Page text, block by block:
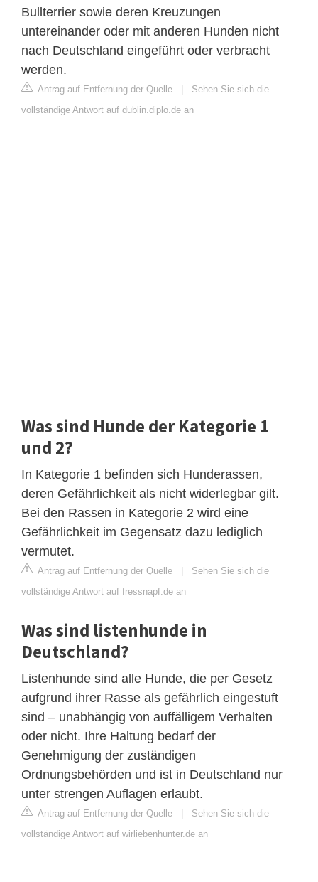
Bullterrier sowie deren Kreuzungen
untereinander oder mit anderen Hunden nicht
nach Deutschland eingeführt oder verbracht
werden.
Antrag auf Entfernung der Quelle
Sehen Sie sich die
vollständige Antwort auf dublin.diplo.de an
Was sind Hunde der Kategorie 1
und 2?
In Kategorie 1 befinden sich Hunderassen,
deren Gefährlichkeit als nicht widerlegbar gilt.
Bei den Rassen in Kategorie 2 wird eine
Gefährlichkeit im Gegensatz dazu lediglich
vermutet.
Antrag auf Entfernung der Quelle
Sehen Sie sich die
vollständige Antwort auf fressnapf.de an
Was sind listenhunde in
Deutschland?
Listenhunde sind alle Hunde, die per Gesetz
aufgrund ihrer Rasse als gefährlich eingestuft
sind – unabhängig von auffälligem Verhalten
oder nicht. Ihre Haltung bedarf der
Genehmigung der zuständigen
Ordnungsbehörden und ist in Deutschland nur
unter strengen Auflagen erlaubt.
Antrag auf Entfernung der Quelle
Sehen Sie sich die
vollständige Antwort auf wirliebenhunter.de an